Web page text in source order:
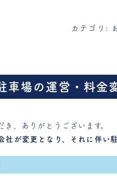
カテゴリ:
車場の運営・料金
、ありがとうございます。
社が変更となり、それに伴い